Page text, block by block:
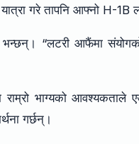
यात्रा गरे तापनि आफ्नो H-
“लटरी आफैंमा संयोगको
राम्रो भाग्यको
गर्छन्।